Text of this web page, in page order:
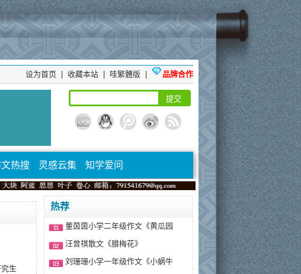
设为首页 收藏本站 哇繁體版 品牌合作
热搜 灵感云集 知学爱问
生
热荐
董茵茵小学二年级作文《黄瓜园
汪曾祺散文《腊梅花》
刘珊珊小学一年级作文《小蜗牛